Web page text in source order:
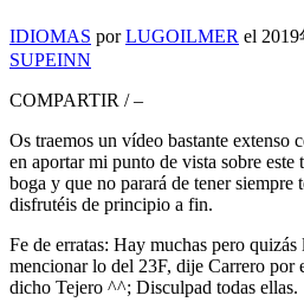
IDIOMAS por LUGOILMER el
SUPEINN
COMPARTIR / –
Os traemos un vídeo bastante extenso
en aportar mi punto de vista sobre este
boga y que no parará de tener siempre
disfrutéis de principio a fin.
Fe de erratas: Hay muchas pero quizás
mencionar lo del 23F, dije Carrero por
dicho Tejero ^^; Disculpad todas ellas.